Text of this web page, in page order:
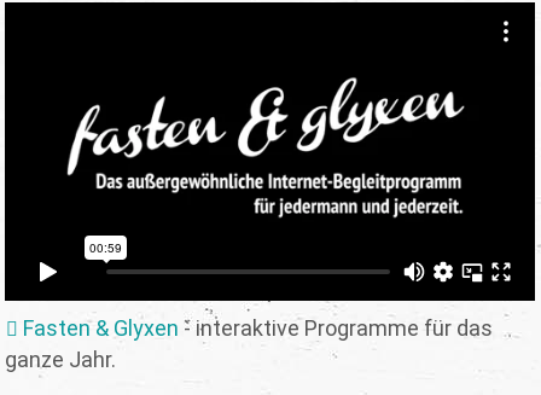
Fasten & Glyxen - interaktive Programme für das
ganze Jahr.